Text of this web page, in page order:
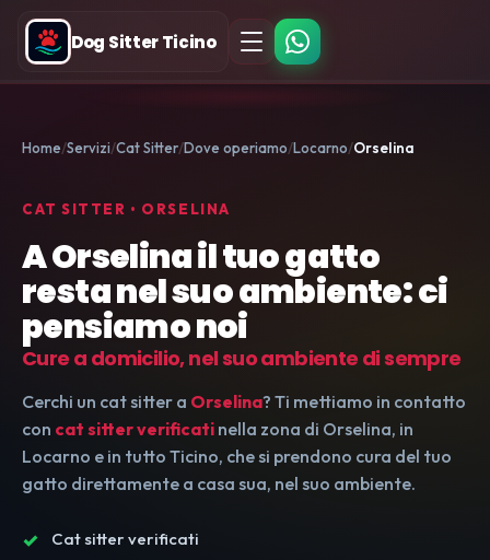
Dog Sitter Ticino
Home Servizi Cat Sitter Dove operiamo Locarno Orselina
CAT SITTER • ORSELINA
A Orselina il tuo gatto
resta nel suo ambiente: ci
pensiamo noi
Cure a domicilio, nel suo ambiente di sempre
Cerchi un cat sitter a Orselina? Ti mettiamo in contatto
con cat sitter verificati nella zona di Orselina, in
Locarno e in tutto Ticino, che si prendono cura del tuo
gatto direttamente a casa sua, nel suo ambiente.
Cat sitter verificati